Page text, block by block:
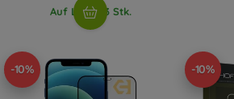
Auf Lager 3 Stk.
-10% -10%